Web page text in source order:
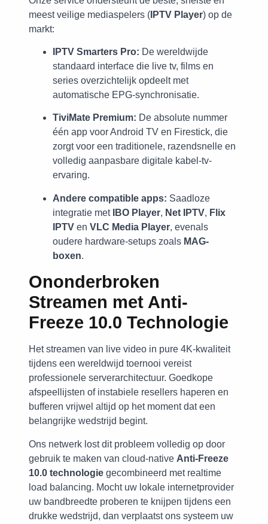
meest veilige mediaspelers ( IPTV Player) op de
markt:
IPTV Smarters Pro: De wereldwijde
standaard interface die live tv, films en
series overzichtelijk opdeelt met
automatische EPG-synchronisatie.
TiviMate Premium: De absolute nummer
één app voor Android TV en Firestick, die
zorgt voor een traditionele, razendsnelle en
volledig aanpasbare digitale kabel-tv-
ervaring.
Andere compatible apps: Saadloze
integratie met IBO Player, Net IPTV, Flix
IPTV en VLC Media Player, evenals
oudere hardware-setups zoals MAG-
boxen.
Ononderbroken
Streamen met Anti-
Freeze 10.0 Technologie
Het streamen van live video in pure 4K-kwaliteit
tijdens een wereldwijd toernooi vereist
professionele serverarchitectuur. Goedkope
afspeellijsten of instabiele resellers haperen en
bufferen vrijwel altijd op het moment dat een
belangrijke wedstrijd begint.
Ons netwerk lost dit probleem volledig op door
gebruik te maken van cloud-native Anti-Freeze
10.0 technologie gecombineerd met realtime
load balancing. Mocht uw lokale internetprovider
uw bandbreedte proberen te knijpen tijdens een
drukke wedstrijd, dan verplaatst ons systeem uw